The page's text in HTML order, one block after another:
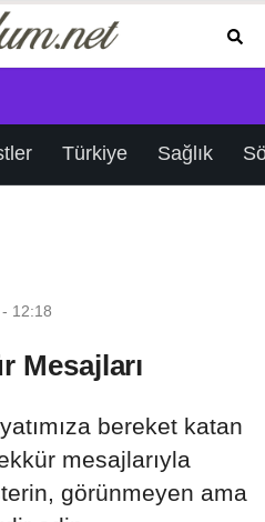
Türkiye Sağlık
12:18
Mesajları
bereket katan
mesajlarıyla
görünmeyen ama